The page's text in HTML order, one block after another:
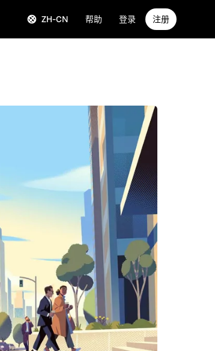
ZH-CN 帮助 登录 注册